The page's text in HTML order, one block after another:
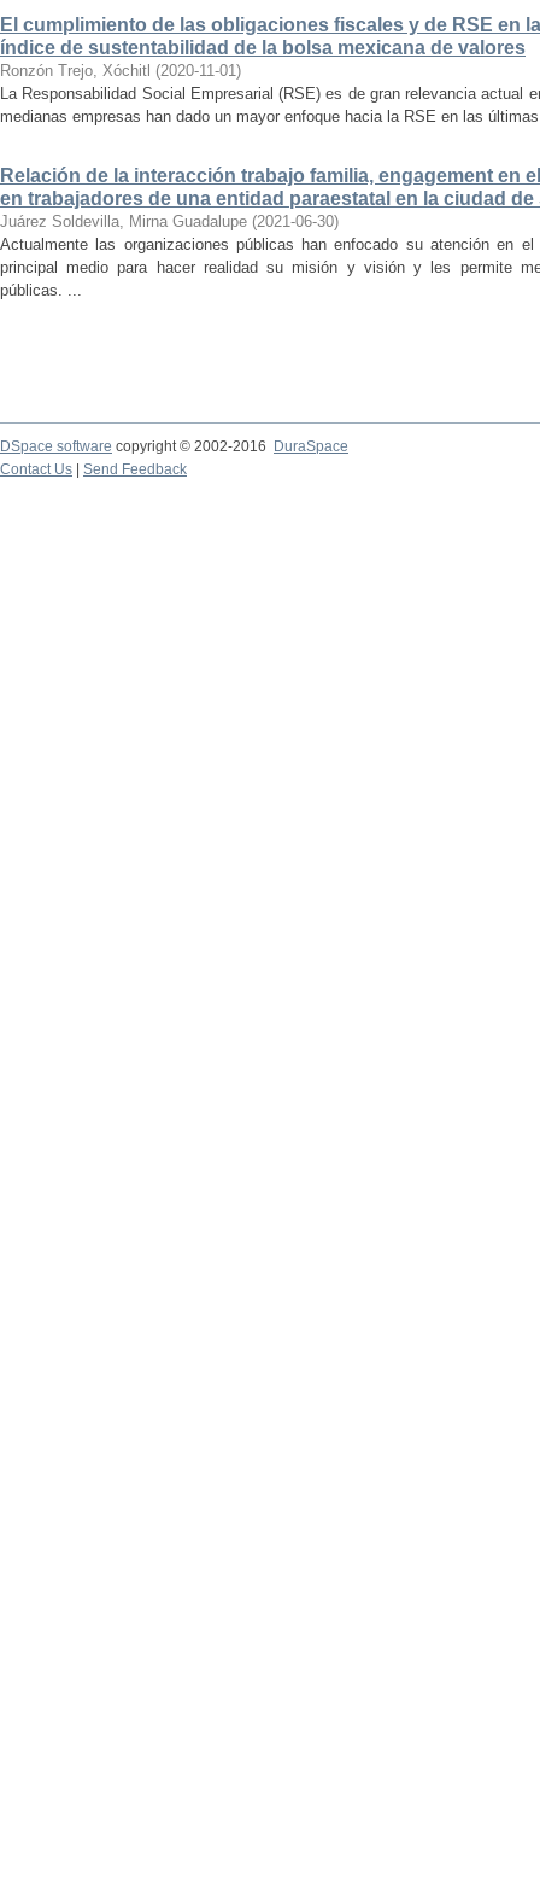
El cumplimiento de las obligaciones fiscales y de RSE en
índice de sustentabilidad de la bolsa mexicana de valores
Ronzón Trejo, Xóchitl (2020-11-01)
La Responsabilidad Social Empresarial (RSE) es de gran relevancia actual
medianas empresas han dado un mayor enfoque hacia la RSE en las
Relación de la interacción trabajo familia, engagement en
en trabajadores de una entidad paraestatal en la ciudad
Juárez Soldevilla, Mirna Guadalupe (2021-06-30)
Actualmente las organizaciones públicas han enfocado su atención en
principal medio para hacer realidad su misión y visión y les permite
públicas. ...
DSpace software copyright © 2002-2016
DuraSpace
Contact Us
Send Feedback